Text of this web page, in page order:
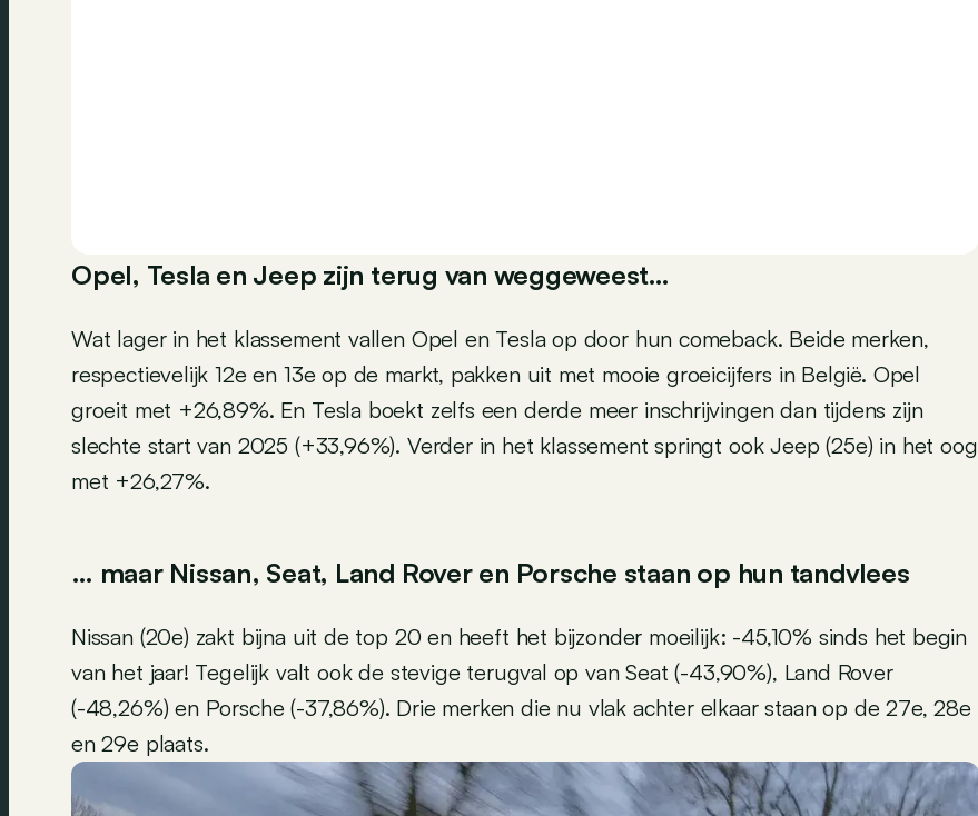
Opel, Tesla en Jeep zijn terug van weggeweest…
Wat lager in het klassement vallen Opel en Tesla op door hun comeback. Beide merken,
respectievelijk 12e en 13e op de markt, pakken uit met mooie groeicijfers in België. Opel
groeit met +26,89%. En Tesla boekt zelfs een derde meer inschrijvingen dan tijdens zijn
slechte start van 2025 (+33,96%). Verder in het klassement springt ook Jeep (25e) in het oog
met +26,27%.
… maar Nissan, Seat, Land Rover en Porsche staan op hun tandvlees
Nissan (20e) zakt bijna uit de top 20 en heeft het bijzonder moeilijk: -45,10% sinds het begin
van het jaar! Tegelijk valt ook de stevige terugval op van Seat (-43,90%), Land Rover
(-48,26%) en Porsche (-37,86%). Drie merken die nu vlak achter elkaar staan op de 27e, 28e
en 29e plaats.